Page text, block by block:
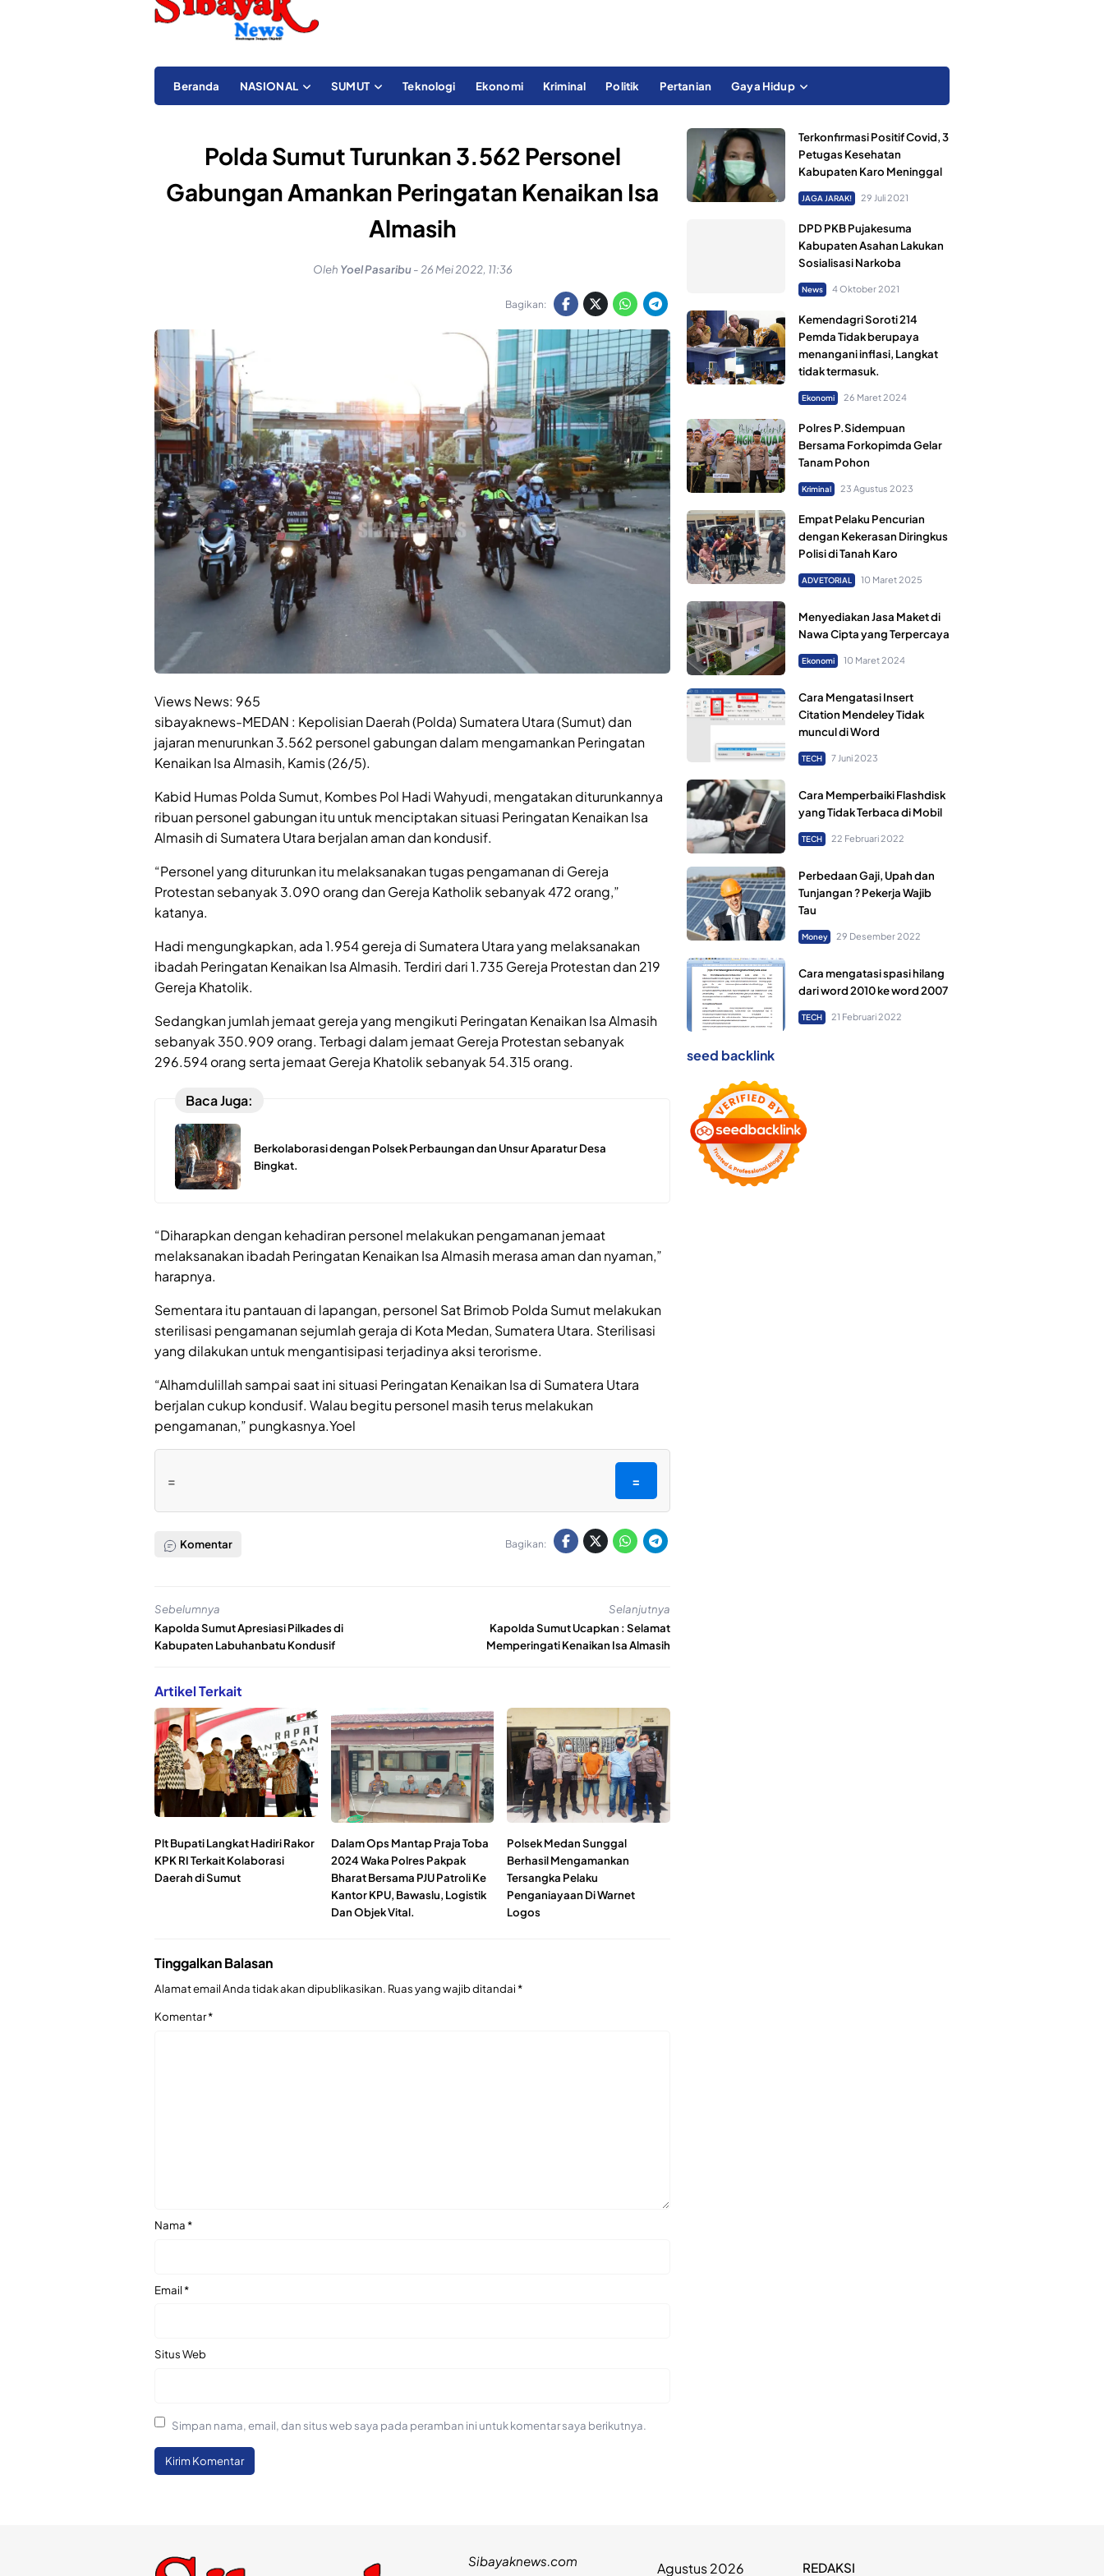
Beranda NASIONAL SUMUT Teknologi Ekonomi Kriminal Politik Pertanian Gaya Hidup
Polda Sumut Turunkan 3.562 Personel
Gabungan Amankan Peringatan Kenaikan Isa
Almasih
Oleh Yoel Pasaribu - 26 Mei 2022, 11:36
Bagikan:
Views News: 965
sibayaknews-MEDAN : Kepolisian Daerah (Polda) Sumatera Utara (Sumut) dan
jajaran menurunkan 3.562 personel gabungan dalam mengamankan Peringatan
Kenaikan Isa Almasih, Kamis (26/5).
Kabid Humas Polda Sumut, Kombes Pol Hadi Wahyudi, mengatakan diturunkannya
ribuan personel gabungan itu untuk menciptakan situasi Peringatan Kenaikan Isa
Almasih di Sumatera Utara berjalan aman dan kondusif.
“Personel yang diturunkan itu melaksanakan tugas pengamanan di Gereja
Protestan sebanyak 3.090 orang dan Gereja Katholik sebanyak 472 orang,”
katanya.
Hadi mengungkapkan, ada 1.954 gereja di Sumatera Utara yang melaksanakan
ibadah Peringatan Kenaikan Isa Almasih. Terdiri dari 1.735 Gereja Protestan dan 219
Gereja Khatolik.
Sedangkan jumlah jemaat gereja yang mengikuti Peringatan Kenaikan Isa Almasih
sebanyak 350.909 orang. Terbagi dalam jemaat Gereja Protestan sebanyak
296.594 orang serta jemaat Gereja Khatolik sebanyak 54.315 orang.
Baca Juga:
Berkolaborasi dengan Polsek Perbaungan dan Unsur Aparatur Desa
Bingkat.
“Diharapkan dengan kehadiran personel melakukan pengamanan jemaat
melaksanakan ibadah Peringatan Kenaikan Isa Almasih merasa aman dan nyaman,”
harapnya.
Sementara itu pantauan di lapangan, personel Sat Brimob Polda Sumut melakukan
sterilisasi pengamanan sejumlah geraja di Kota Medan, Sumatera Utara. Sterilisasi
yang dilakukan untuk mengantisipasi terjadinya aksi terorisme.
“Alhamdulillah sampai saat ini situasi Peringatan Kenaikan Isa di Sumatera Utara
berjalan cukup kondusif. Walau begitu personel masih terus melakukan
pengamanan,” pungkasnya.Yoel
= =
Komentar Bagikan:
Sebelumnya
Kapolda Sumut Apresiasi Pilkades di
Kabupaten Labuhanbatu Kondusif
Selanjutnya
Kapolda Sumut Ucapkan : Selamat
Memperingati Kenaikan Isa Almasih
Artikel Terkait
Plt Bupati Langkat Hadiri Rakor
KPK RI Terkait Kolaborasi
Daerah di Sumut
Dalam Ops Mantap Praja Toba
2024 Waka Polres Pakpak
Bharat Bersama PJU Patroli Ke
Kantor KPU, Bawaslu, Logistik
Dan Objek Vital.
Polsek Medan Sunggal
Berhasil Mengamankan
Tersangka Pelaku
Penganiayaan Di Warnet
Logos
Tinggalkan Balasan
Alamat email Anda tidak akan dipublikasikan. Ruas yang wajib ditandai*
Komentar*
Nama*
Email*
Situs Web
Simpan nama, email, dan situs web saya pada peramban ini untuk komentar saya berikutnya.
Terkonfirmasi Positif Covid, 3
Petugas Kesehatan
Kabupaten Karo Meninggal
JAGA JARAK! 29 Juli 2021
DPD PKB Pujakesuma
Kabupaten Asahan Lakukan
Sosialisasi Narkoba
News 4 Oktober 2021
Kemendagri Soroti 214
Pemda Tidak berupaya
menangani inflasi, Langkat
tidak termasuk.
Ekonomi 26 Maret 2024
Polres P.Sidempuan
Bersama Forkopimda Gelar
Tanam Pohon
Kriminal 23 Agustus 2023
Empat Pelaku Pencurian
dengan Kekerasan Diringkus
Polisi di Tanah Karo
ADVETORIAL 10 Maret 2025
Menyediakan Jasa Maket di
Nawa Cipta yang Terpercaya
Ekonomi 10 Maret 2024
Cara Mengatasi Insert
Citation Mendeley Tidak
muncul di Word
TECH 7 Juni 2023
Cara Memperbaiki Flashdisk
yang Tidak Terbaca di Mobil
TECH 22 Februari 2022
Perbedaan Gaji, Upah dan
Tunjangan ? Pekerja Wajib
Tau
Money 29 Desember 2022
Cara mengatasi spasi hilang
dari word 2010 ke word 2007
TECH 21 Februari 2022
seed backlink
Sibayaknews.com
Agustus 2026 REDAKSI